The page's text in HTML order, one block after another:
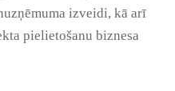
izveidi, kā arī
pielietošanu biznesa